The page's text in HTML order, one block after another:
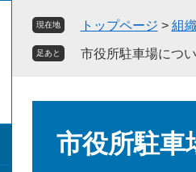
現在地 トップページ > 組
足あと 市役所駐車場につ
市役所駐車